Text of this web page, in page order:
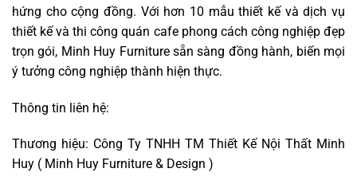
hứng cho cộng đồng. Với hơn 10 mẫu thiết kế và dịch vụ
thiết kế và thi công quán cafe phong cách công nghiệp đẹp
trọn gói, Minh Huy Furniture sẵn sàng đồng hành, biến mọi
ý tưởng công nghiệp thành hiện thực.
Thông tin liên hệ:
Thương hiệu: Công Ty TNHH TM Thiết Kế Nội Thất Minh
Huy ( Minh Huy Furniture & Design )